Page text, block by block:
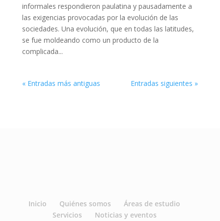
informales respondieron paulatina y pausadamente a
las exigencias provocadas por la evolución de las
sociedades. Una evolución, que en todas las latitudes,
se fue moldeando como un producto de la
complicada...
« Entradas más antiguas Entradas siguientes »
Inicio Quiénes somos
Áreas de estudio
Servicios
Noticias y eventos